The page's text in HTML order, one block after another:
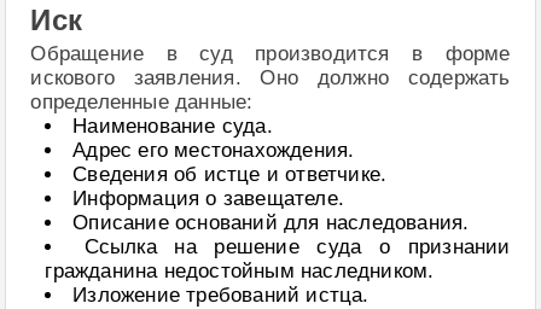
Иск
Обращение в суд производится в форме
искового заявления. Оно должно содержать
определенные данные:
Наименование суда.
Адрес его местонахождения.
Сведения об истце и ответчике.
Информация о завещателе.
Описание оснований для наследования.
Ссылка на решение суда о признании
гражданина недостойным наследником.
Изложение требований истца.